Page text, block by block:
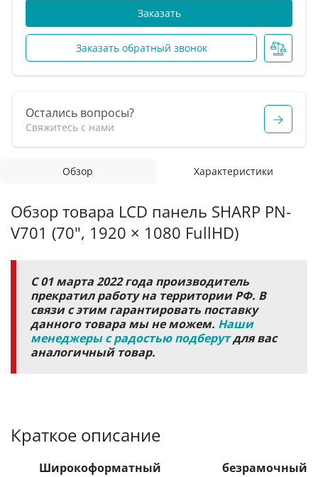
Заказать
Заказать обратный звонок
Остались вопросы?
Свяжитесь с нами
Обзор Характеристики
Обзор товара LCD панель SHARP PN-
V701 (70", 1920 × 1080 FullHD)
С 01 марта 2022 года производитель
прекратил работу на территории РФ. В
связи с этим гарантировать поставку
данного товара мы не можем. Наши
менеджеры с радостью подберутдля вас
аналогичный товар.
Краткое описание
Широкоформатный безрамочный